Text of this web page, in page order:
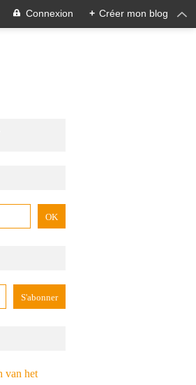
Connexion + Créer mon blog